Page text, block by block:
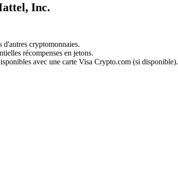
Inc.
d'autres cryptomonnaies.
récompenses en jetons.
avec une carte Visa Crypto.com (si disponible).